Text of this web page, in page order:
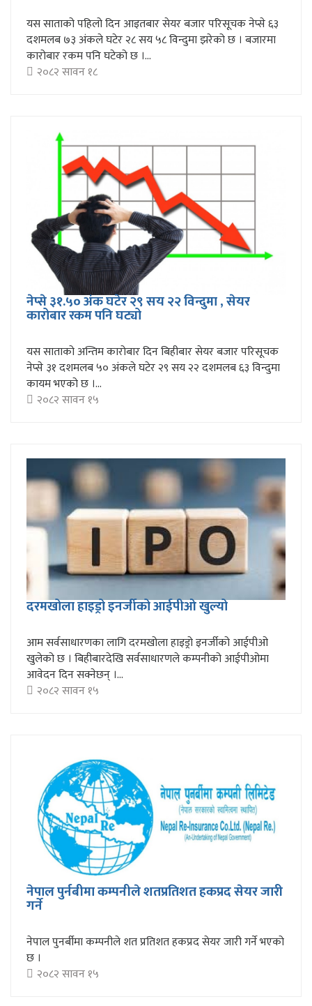
यस साताको पहिलो दिन आइतबार सेयर बजार परिसूचक नेप्से ६३
दशमलब ७३ अंकले घटेर २८ सय ५८ विन्दुमा झरेको छ । बजारमा
कारोबार रकम पनि घटेको छ ।...
२०८२ सावन १८
नेप्से ३१.५० अंक घटेर २९ सय २२ विन्दुमा , सेयर
कारोबार रकम पनि घट्यो
यस साताको अन्तिम कारोबार दिन बिहीबार सेयर बजार परिसूचक
नेप्से ३१ दशमलब ५० अंकले घटेर २९ सय २२ दशमलब ६३ विन्दुमा
कायम भएको छ ।...
२०८२ सावन १५
दरमखोला हाइड्रो इनर्जीको आईपीओ खुल्यो
आम सर्वसाधारणका लागि दरमखोला हाइड्रो इनर्जीको आईपीओ
खुलेको छ । बिहीबारदेखि सर्वसाधारणले कम्पनीको आईपीओमा
आवेदन दिन सक्नेछन् ।...
२०८२ सावन १५
नेपाल पुर्नबीमा कम्पनीले शतप्रतिशत हकप्रद सेयर जारी
गर्ने
नेपाल पुनर्बीमा कम्पनीले शत प्रतिशत हकप्रद सेयर जारी गर्ने भएको
छ ।
२०८२ सावन १५